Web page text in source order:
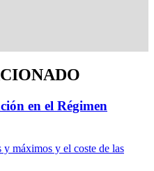
en el Régimen
máximos y el coste de las